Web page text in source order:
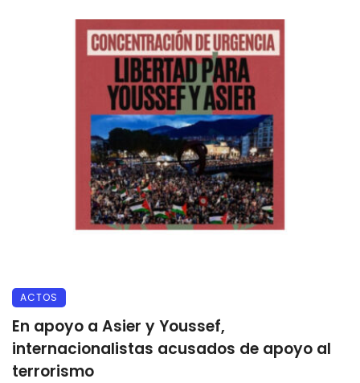
ACTOS
En apoyo a Asier y Youssef,
internacionalistas acusados de apoyo al
terrorismo